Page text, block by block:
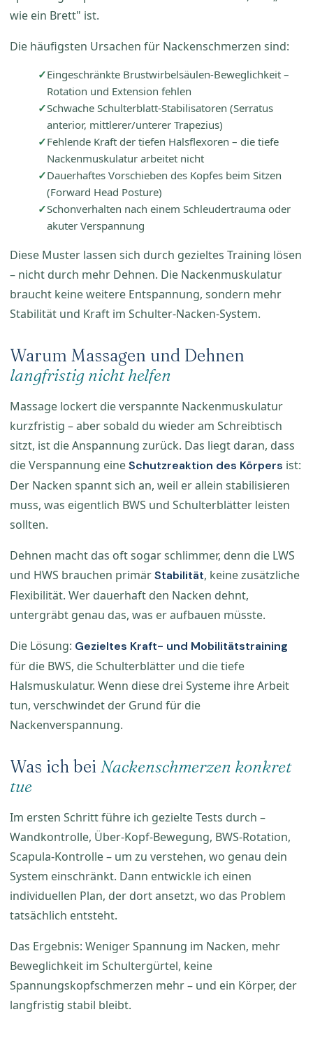
wie ein Brett" ist.
Die häufigsten Ursachen für Nackenschmerzen sind:
Eingeschränkte Brustwirbelsäulen-Beweglichkeit –
Rotation und Extension fehlen
Schwache Schulterblatt-Stabilisatoren (Serratus
anterior, mittlerer/unterer Trapezius)
Fehlende Kraft der tiefen Halsflexoren – die tiefe
Nackenmuskulatur arbeitet nicht
Dauerhaftes Vorschieben des Kopfes beim Sitzen
(Forward Head Posture)
Schonverhalten nach einem Schleudertrauma oder
akuter Verspannung
Diese Muster lassen sich durch gezieltes Training lösen
– nicht durch mehr Dehnen. Die Nackenmuskulatur
braucht keine weitere Entspannung, sondern mehr
Stabilität und Kraft im Schulter-Nacken-System.
Warum Massagen und Dehnen
langfristig nicht helfen
Massage lockert die verspannte Nackenmuskulatur
kurzfristig – aber sobald du wieder am Schreibtisch
sitzt, ist die Anspannung zurück. Das liegt daran, dass
die Verspannung eineSchutzreaktion des Körpers ist:
Der Nacken spannt sich an, weil er allein stabilisieren
muss, was eigentlich BWS und Schulterblätter leisten
sollten.
Dehnen macht das oft sogar schlimmer, denn die LWS
und HWS brauchen primärStabilität, keine zusätzliche
Flexibilität. Wer dauerhaft den Nacken dehnt,
untergräbt genau das, was er aufbauen müsste.
Die Lösung: Gezieltes Kraft- und Mobilitätstraining
für die BWS, die Schulterblätter und die tiefe
Halsmuskulatur. Wenn diese drei Systeme ihre Arbeit
tun, verschwindet der Grund für die
Nackenverspannung.
Was ich bei Nackenschmerzen konkret
tue
Im ersten Schritt führe ich gezielte Tests durch –
Wandkontrolle, Über-Kopf-Bewegung, BWS-Rotation,
Scapula-Kontrolle – um zu verstehen, wo genau dein
System einschränkt. Dann entwickle ich einen
individuellen Plan, der dort ansetzt, wo das Problem
tatsächlich entsteht.
Das Ergebnis: Weniger Spannung im Nacken, mehr
Beweglichkeit im Schultergürtel, keine
Spannungskopfschmerzen mehr – und ein Körper, der
langfristig stabil bleibt.